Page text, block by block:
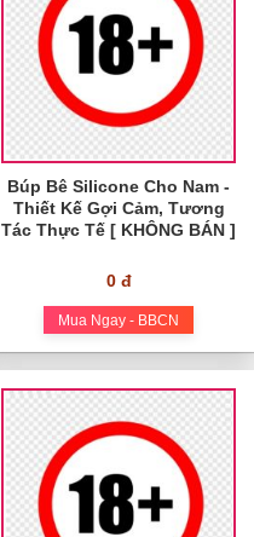
Búp Bê Silicone Cho Nam -
Thiết Kế Gợi Cảm, Tương
Tác Thực Tế [ KHÔNG BÁN ]
0 đ
Mua Ngay - BBCN